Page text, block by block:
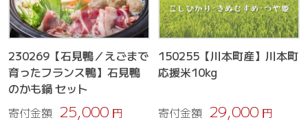
230269【石見鴨／えごまで
育ったフランス鴨】石見鴨
のかも鍋 セット
寄付金額 25,000 円
150255【川本町産】川本町
応援米10kg
寄付金額 29,000 円